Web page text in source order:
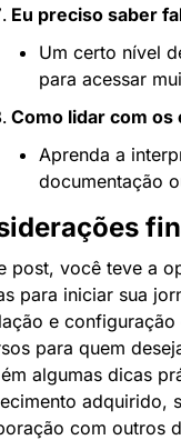
Eu preciso saber
Um certo nível
para acessar
Como lidar com os
Aprenda a
documentação
post, você teve a
para iniciar sua
e
para quem
algumas dicas
adquirido,
com outros